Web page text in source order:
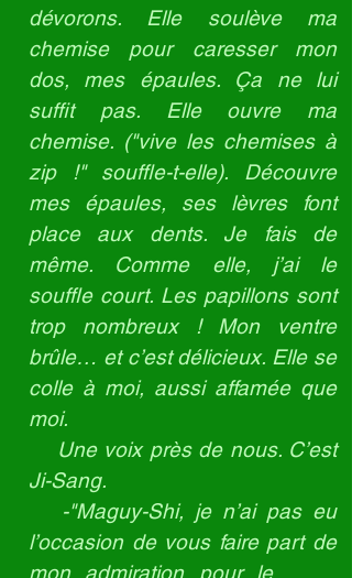
dévorons. Elle soulève ma
chemise pour caresser mon
dos, mes épaules. Ça ne lui
suffit pas. Elle ouvre ma
chemise. ("vive les chemises à
zip !" souffle-t-elle). Découvre
mes épaules, ses lèvres font
place aux dents. Je fais de
même. Comme elle, j’ai le
souffle court. Les papillons sont
trop nombreux ! Mon ventre
brûle… et c’est délicieux. Elle se
colle à moi, aussi affamée que
moi.
Une voix près de nous. C’est
Ji-Sang.
-"Maguy-Shi, je n’ai pas eu
l’occasion de vous faire part de
mon admiration pour le